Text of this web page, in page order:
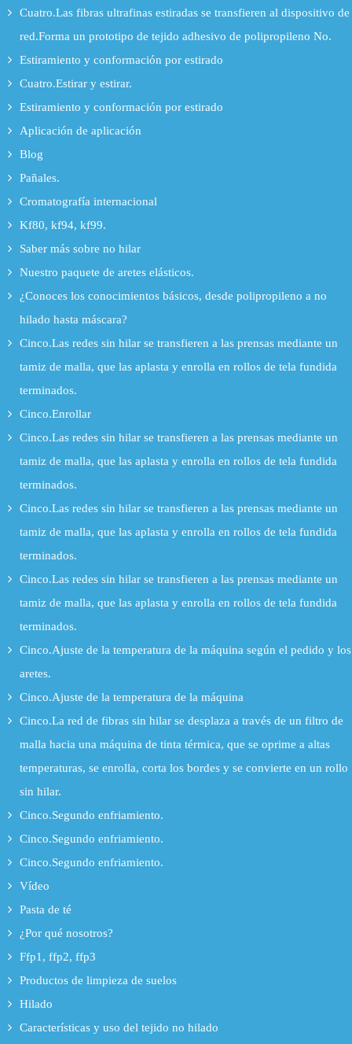
Cuatro.Las fibras ultrafinas estiradas se transfieren al dispositivo de
red.Forma un prototipo de tejido adhesivo de polipropileno No.
Estiramiento y conformación por estirado
Cuatro.Estirar y estirar.
Estiramiento y conformación por estirado
Aplicación de aplicación
Blog
Pañales.
Cromatografía internacional
Kf80, kf94, kf99.
Saber más sobre no hilar
Nuestro paquete de aretes elásticos.
¿Conoces los conocimientos básicos, desde polipropileno a no
hilado hasta máscara?
Cinco.Las redes sin hilar se transfieren a las prensas mediante un
tamiz de malla, que las aplasta y enrolla en rollos de tela fundida
terminados.
Cinco.Enrollar
Cinco.Las redes sin hilar se transfieren a las prensas mediante un
tamiz de malla, que las aplasta y enrolla en rollos de tela fundida
terminados.
Cinco.Las redes sin hilar se transfieren a las prensas mediante un
tamiz de malla, que las aplasta y enrolla en rollos de tela fundida
terminados.
Cinco.Las redes sin hilar se transfieren a las prensas mediante un
tamiz de malla, que las aplasta y enrolla en rollos de tela fundida
terminados.
Cinco.Ajuste de la temperatura de la máquina según el pedido y los
aretes.
Cinco.Ajuste de la temperatura de la máquina
Cinco.La red de fibras sin hilar se desplaza a través de un filtro de
malla hacia una máquina de tinta térmica, que se oprime a altas
temperaturas, se enrolla, corta los bordes y se convierte en un rollo
sin hilar.
Cinco.Segundo enfriamiento.
Cinco.Segundo enfriamiento.
Cinco.Segundo enfriamiento.
Vídeo
Pasta de té
¿Por qué nosotros?
Ffp1, ffp2, ffp3
Productos de limpieza de suelos
Hilado
Características y uso del tejido no hilado